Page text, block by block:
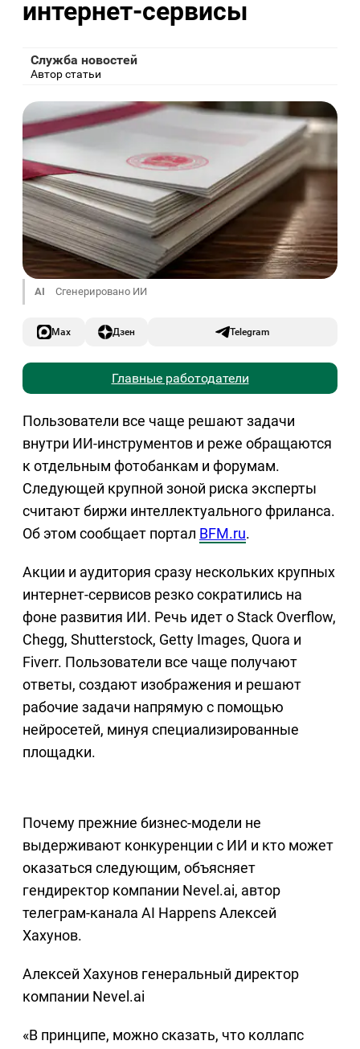
интернет-сервисы
Служба новостей
Автор статьи
AI Сгенерировано ИИ
Max Дзен Telegram
Главные работодатели
Пользователи все чаще решают задачи
внутри ИИ-инструментов и реже обращаются
к отдельным фотобанкам и форумам.
Следующей крупной зоной риска эксперты
считают биржи интеллектуального фриланса.
Об этом сообщает портал BFM.ru.
Акции и аудитория сразу нескольких крупных
интернет-сервисов резко сократились на
фоне развития ИИ. Речь идет о Stack Overflow,
Chegg, Shutterstock, Getty Images, Quora и
Fiverr. Пользователи все чаще получают
ответы, создают изображения и решают
рабочие задачи напрямую с помощью
нейросетей, минуя специализированные
площадки.
Почему прежние бизнес-модели не
выдерживают конкуренции с ИИ и кто может
оказаться следующим, объясняет
гендиректор компании Nevel.ai, автор
телеграм-канала AI Happens Алексей
Хахунов.
Алексей Хахунов генеральный директор
компании Nevel.ai
«В принципе, можно сказать, что коллапс